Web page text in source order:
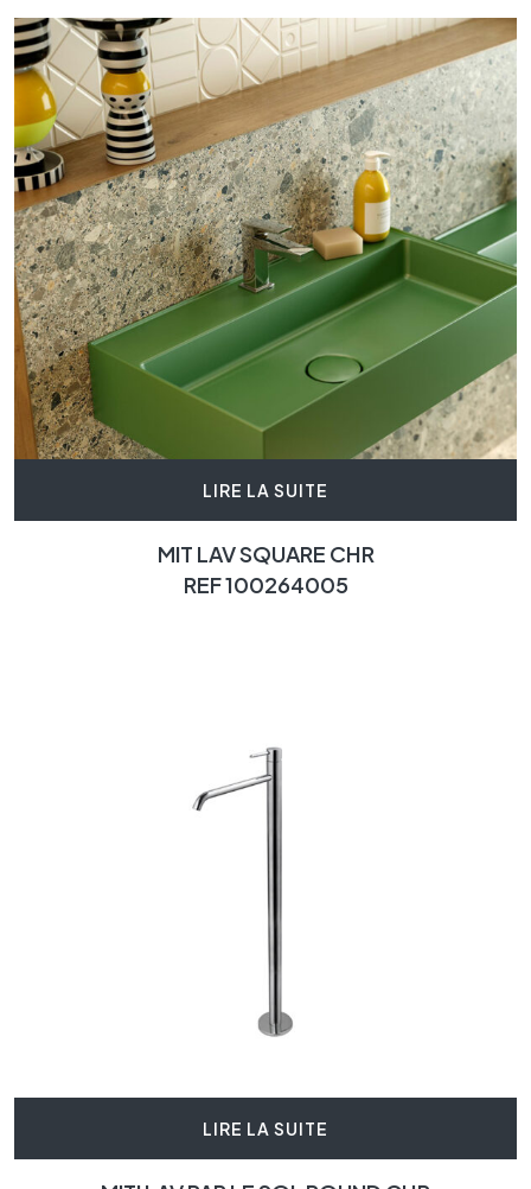
LIRE LA SUITE
MIT LAV SQUARE CHR
REF 100264005
LIRE LA SUITE